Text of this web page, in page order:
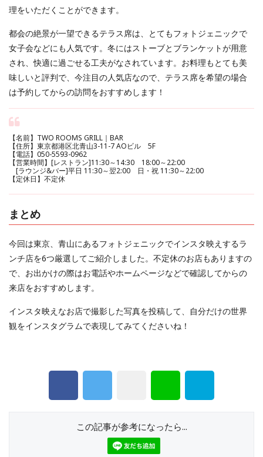
理をいただくことができます。
都会の絶景が一望できるテラス席は、とてもフォトジェニックで
女子会などにも人気です。冬にはストーブとブランケットが用意
され、快適に過ごせる工夫がなされています。お料理もとても美
味しいと評判で、今注目の人気店なので、テラス席を希望の場合
は予約してからの訪問をおすすめします！
【名前】TWO ROOMS GRILL｜BAR
【住所】東京都港区北青山3-11-7 AOビル 5F
【電話】050-5593-0962
【営業時間】[レストラン]11:30～14:30 18:00～22:00
[ラウンジ&バー]平日 11:30～翌2:00 日・祝 11:30～22:00
【定休日】不定休
まとめ
今回は東京、青山にあるフォトジェニックでインスタ映えするラ
ンチ店を6つ厳選してご紹介しました。不定休のお店もありますの
で、お出かけの際はお電話やホームページなどで確認してからの
来店をおすすめします。
インスタ映えなお店で撮影した写真を投稿して、自分だけの世界
観をインスタグラムで表現してみてくださいね！
この記事が参考になったら...